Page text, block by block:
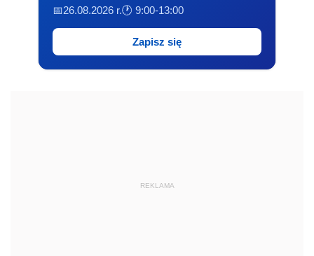
📅26.08.2026 r.🕐 9:00-13:00
Zapisz się
REKLAMA